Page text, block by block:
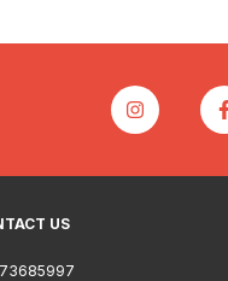
US